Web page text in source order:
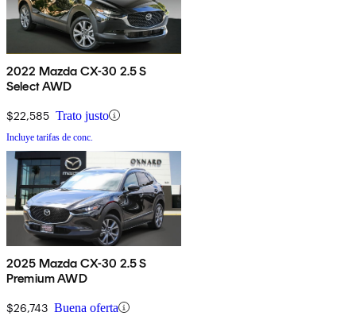
2022 Mazda CX-30 2.5 S
Select AWD
$22,585 Trato justo
Incluye tarifas de conc.
2025 Mazda CX-30 2.5 S
Premium AWD
$26,743 Buena oferta